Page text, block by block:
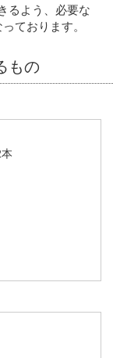
るよう、必要な
ております。
もの